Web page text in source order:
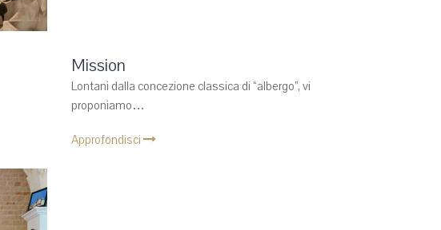
Mission
Lontani dalla concezione classica di “albergo”, vi
proponiamo…
Approfondisci